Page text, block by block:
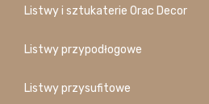
Listwy i sztukaterie Orac Decor
Listwy przypodłogowe
Listwy przysufitowe